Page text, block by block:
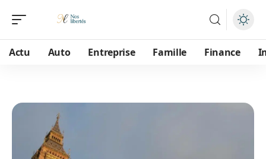
Actu Auto Entreprise Famille Finance